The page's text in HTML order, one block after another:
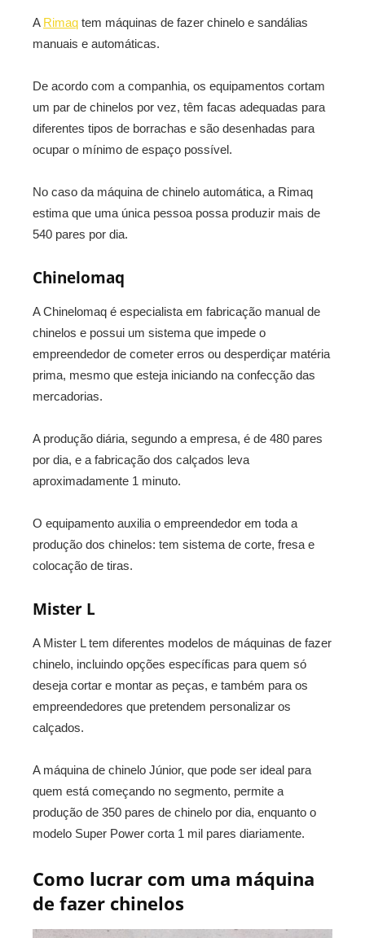
A Rimaq tem máquinas de fazer chinelo e sandálias
manuais e automáticas.
De acordo com a companhia, os equipamentos cortam
um par de chinelos por vez, têm facas adequadas para
diferentes tipos de borrachas e são desenhadas para
ocupar o mínimo de espaço possível.
No caso da máquina de chinelo automática, a Rimaq
estima que uma única pessoa possa produzir mais de
540 pares por dia.
Chinelomaq
A Chinelomaq é especialista em fabricação manual de
chinelos e possui um sistema que impede o
empreendedor de cometer erros ou desperdiçar matéria
prima, mesmo que esteja iniciando na confecção das
mercadorias.
A produção diária, segundo a empresa, é de 480 pares
por dia, e a fabricação dos calçados leva
aproximadamente 1 minuto.
O equipamento auxilia o empreendedor em toda a
produção dos chinelos: tem sistema de corte, fresa e
colocação de tiras.
Mister L
A Mister L tem diferentes modelos de máquinas de fazer
chinelo, incluindo opções específicas para quem só
deseja cortar e montar as peças, e também para os
empreendedores que pretendem personalizar os
calçados.
A máquina de chinelo Júnior, que pode ser ideal para
quem está começando no segmento, permite a
produção de 350 pares de chinelo por dia, enquanto o
modelo Super Power corta 1 mil pares diariamente.
Como lucrar com uma máquina
de fazer chinelos